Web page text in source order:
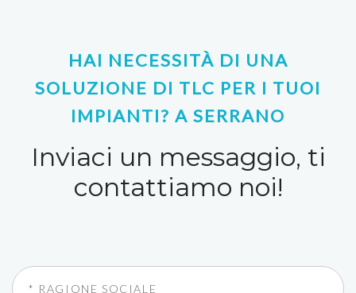
HAI NECESSITÀ DI UNA
SOLUZIONE DI TLC PER I TUOI
IMPIANTI? A SERRANO
Inviaci un messaggio, ti
contattiamo noi!